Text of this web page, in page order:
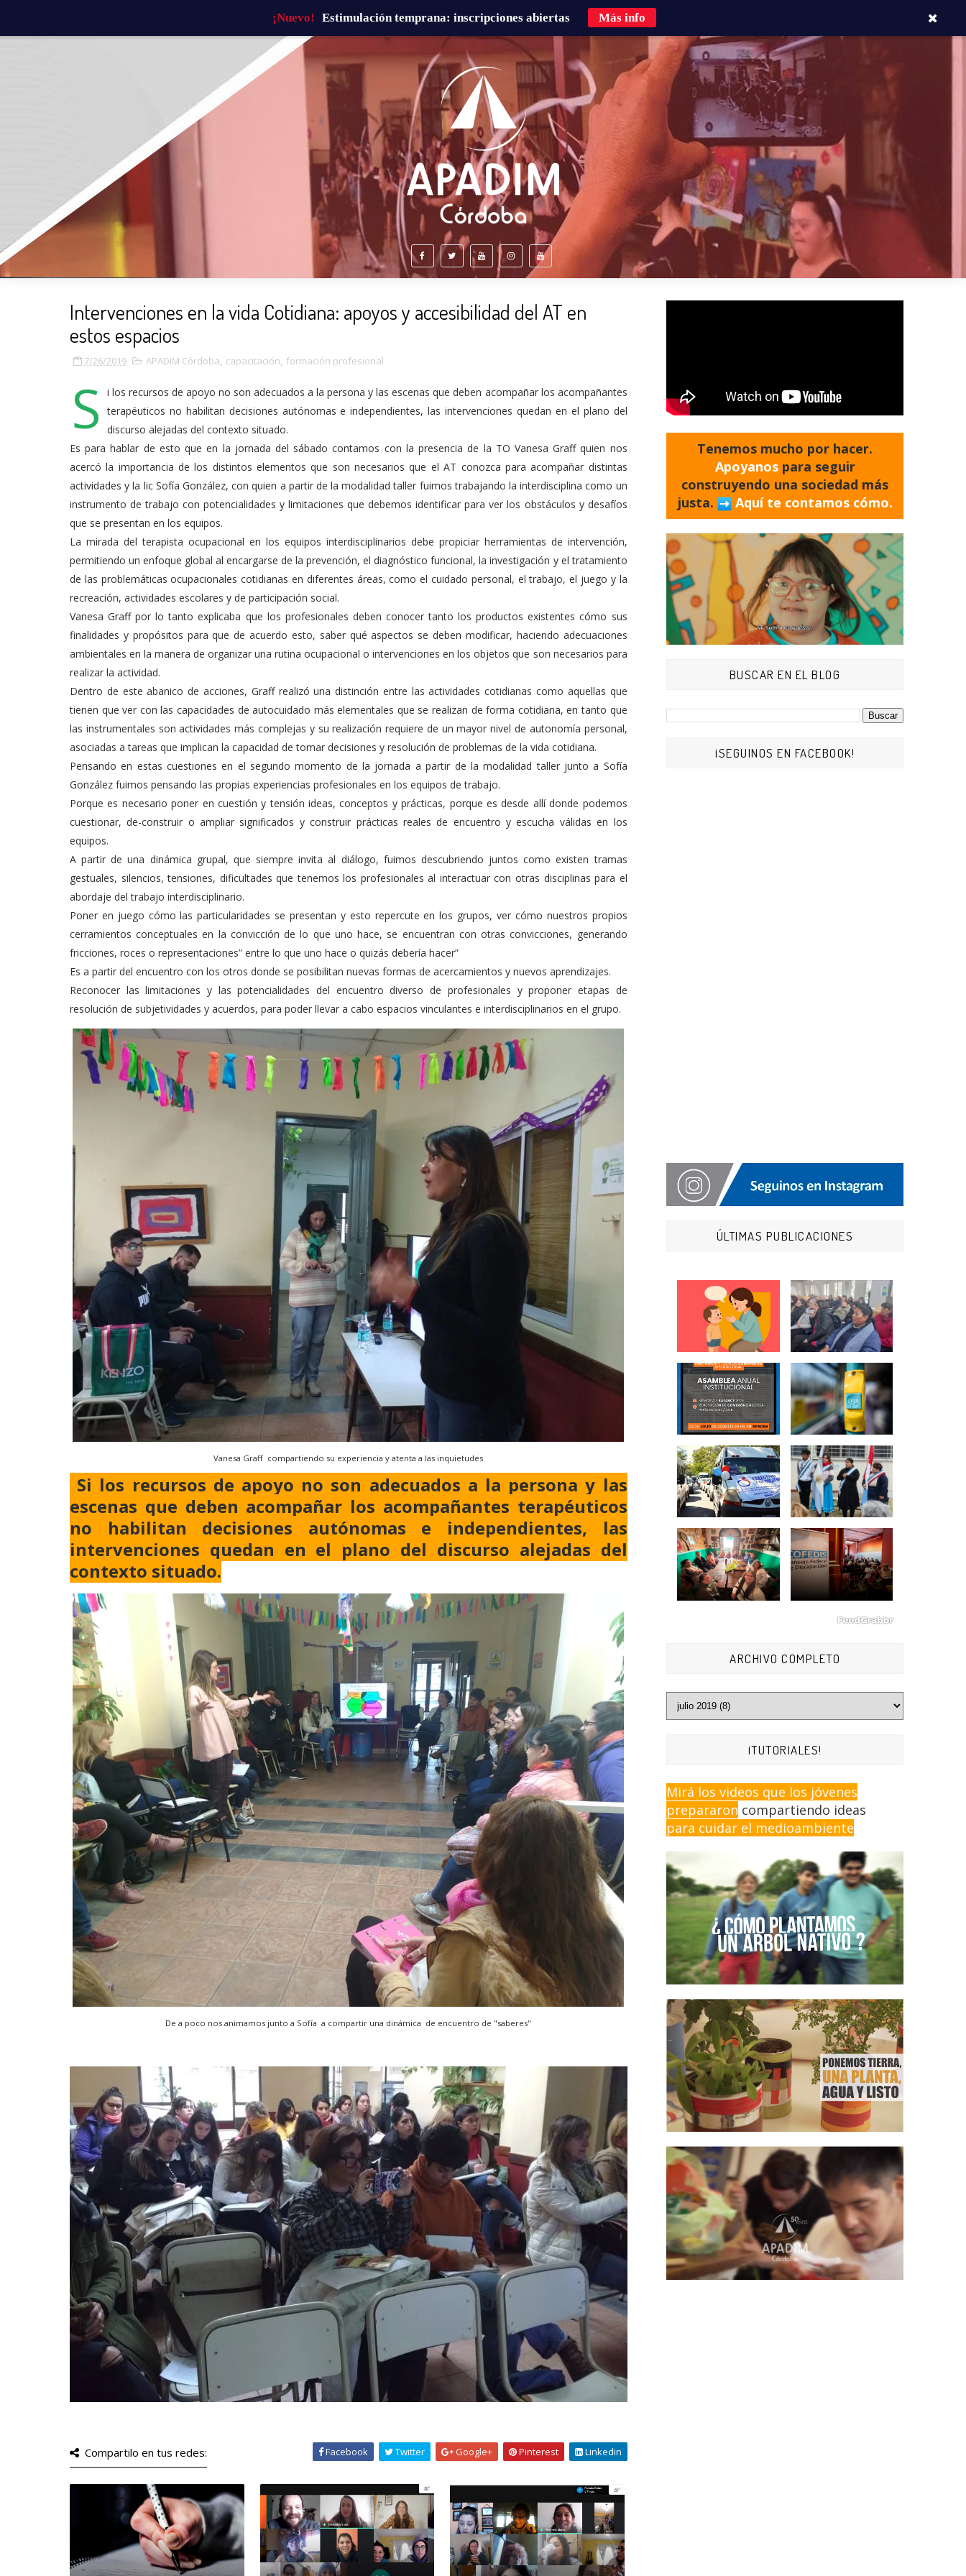
¡Nuevo! Estimulación temprana: inscripciones abiertas Más info
¿QUÉ HACEMOS? FAMILIAS CURSOS DE FORMACIÓN
Intervenciones en la vida Cotidiana: apoyos y accesibilidad del AT en
estos espacios
7/26/2019 APADIM Córdoba, capacitación, formación profesional
S
i los recursos de apoyo no son adecuados a la persona y las escenas que deben acompañar los acompañantes
terapéuticos no habilitan decisiones autónomas e independientes, las intervenciones quedan en el plano del
discurso alejadas del contexto situado.
Es para hablar de esto que en la jornada del sábado contamos con la presencia de la TO Vanesa Graff quien nos
acercó la importancia de los distintos elementos que son necesarios que el AT conozca para acompañar distintas
actividades y la lic Sofía González, con quien a partir de la modalidad taller fuimos trabajando la interdisciplina como un
instrumento de trabajo con potencialidades y limitaciones que debemos identificar para ver los obstáculos y desafíos
que se presentan en los equipos.
La mirada del terapista ocupacional en los equipos interdisciplinarios debe propiciar herramientas de intervención,
permitiendo un enfoque global al encargarse de la prevención, el diagnóstico funcional, la investigación y el tratamiento
de las problemáticas ocupacionales cotidianas en diferentes áreas, como el cuidado personal, el trabajo, el juego y la
recreación, actividades escolares y de participación social.
Vanesa Graff por lo tanto explicaba que los profesionales deben conocer tanto los productos existentes cómo sus
finalidades y propósitos para que de acuerdo esto, saber qué aspectos se deben modificar, haciendo adecuaciones
ambientales en la manera de organizar una rutina ocupacional o intervenciones en los objetos que son necesarios para
realizar la actividad.
Dentro de este abanico de acciones, Graff realizó una distinción entre las actividades cotidianas como aquellas que
tienen que ver con las capacidades de autocuidado más elementales que se realizan de forma cotidiana, en tanto que
las instrumentales son actividades más complejas y su realización requiere de un mayor nivel de autonomía personal,
asociadas a tareas que implican la capacidad de tomar decisiones y resolución de problemas de la vida cotidiana.
Pensando en estas cuestiones en el segundo momento de la jornada a partir de la modalidad taller junto a Sofía
González fuimos pensando las propias experiencias profesionales en los equipos de trabajo.
Porque es necesario poner en cuestión y tensión ideas, conceptos y prácticas, porque es desde allí donde podemos
cuestionar, de-construir o ampliar significados y construir prácticas reales de encuentro y escucha válidas en los
equipos.
A partir de una dinámica grupal, que siempre invita al diálogo, fuimos descubriendo juntos como existen tramas
gestuales, silencios, tensiones, dificultades que tenemos los profesionales al interactuar con otras disciplinas para el
abordaje del trabajo interdisciplinario.
Poner en juego cómo las particularidades se presentan y esto repercute en los grupos, ver cómo nuestros propios
cerramientos conceptuales en la convicción de lo que uno hace, se encuentran con otras convicciones, generando
fricciones, roces o representaciones” entre lo que uno hace o quizás debería hacer”
Es a partir del encuentro con los otros donde se posibilitan nuevas formas de acercamientos y nuevos aprendizajes.
Reconocer las limitaciones y las potencialidades del encuentro diverso de profesionales y proponer etapas de
resolución de subjetividades y acuerdos, para poder llevar a cabo espacios vinculantes e interdisciplinarios en el grupo.
Vanesa Graff compartiendo su experiencia y atenta a las inquietudes
Si los recursos de apoyo no son adecuados a la persona y las
escenas que deben acompañar los acompañantes terapéuticos
no habilitan decisiones autónomas e independientes, las
intervenciones quedan en el plano del discurso alejadas del
contexto situado.
De a poco nos animamos junto a Sofía a compartir una dinámica de encuentro de "saberes"
Compartilo en tus redes: Facebook Twitter Google+ Pinterest Linkedin
Tenemos mucho por hacer.
Apoyanos para seguir
construyendo una sociedad más
justa.
Aquí te contamos cómo.
BUSCAR EN EL BLOG
¡SEGUINOS EN FACEBOOK!
ÚLTIMAS PUBLICACIONES
ARCHIVO COMPLETO
¡TUTORIALES!
Mirá los videos que los jóvenes
prepararon compartiendo ideas
para cuidar el medioambiente